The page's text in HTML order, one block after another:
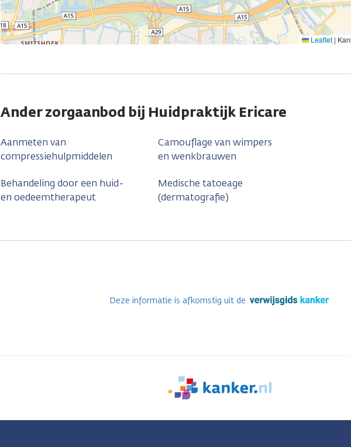
Leaflet |
Ander zorgaanbod bij Huidpraktijk Ericare
Aanmeten van
compressiehulpmiddelen
Behandeling door een huid-
en oedeemtherapeut
Camouflage van wimpers
en wenkbrauwen
Medische tatoeage
(dermatografie)
Deze informatie is afkomstig uit de
We
er